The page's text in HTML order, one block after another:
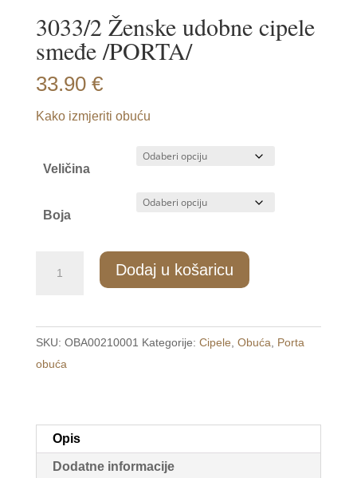
3033/2 Ženske udobne cipele
smeđe /PORTA/
33.90 €
Kako izmjeriti obuću
Veličina
Boja
cipele
smeđe
/PORTA/
Dodaj u košaricu
SKU: OBA00210001 Kategorije: Cipele Obuća
Porta
obuća
Opis
Dodatne informacije